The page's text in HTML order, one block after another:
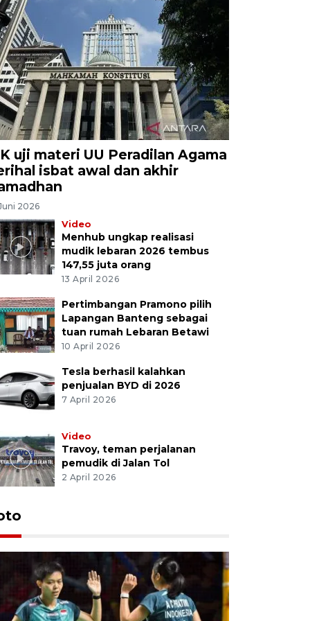
uji materi UU Peradilan Agama
isbat awal dan akhir
2026
Video
Menhub ungkap realisasi
mudik lebaran 2026 tembus
147,55 juta orang
13 April 2026
Pertimbangan Pramono pilih
Lapangan Banteng sebagai
tuan rumah Lebaran Betawi
10 April 2026
Tesla berhasil kalahkan
penjualan BYD di 2026
7 April 2026
Video
Travoy, teman perjalanan
pemudik di Jalan Tol
2 April 2026